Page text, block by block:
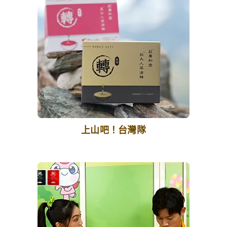
上山吧！台灣隊